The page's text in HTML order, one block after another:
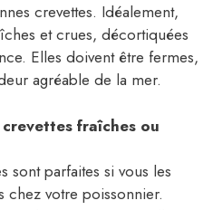
crevettes. Idéalement,
et crues, décortiquées
Elles doivent être fermes,
agréable de la mer.
fraîches ou
sont parfaites si vous les
chez votre poissonnier.